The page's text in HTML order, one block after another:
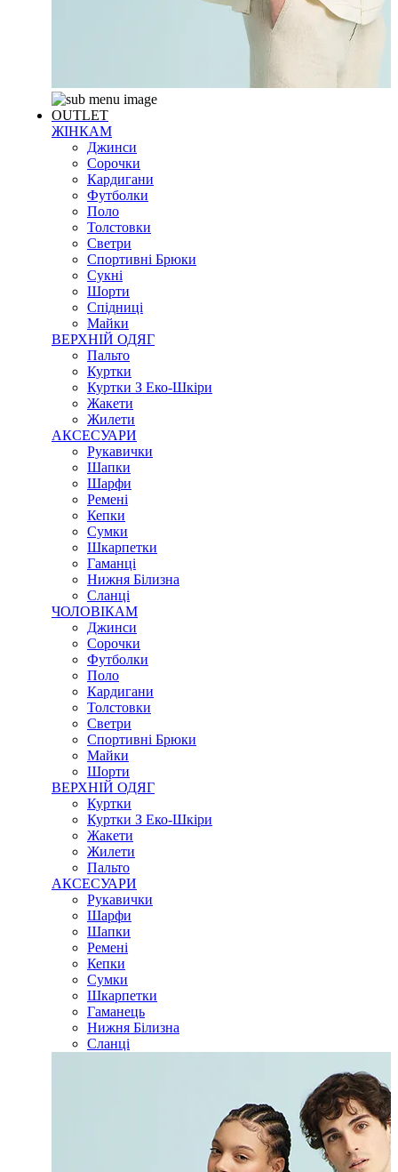
OUTLET
ЖІНКАМ
Джинси
Сорочки
Кардигани
Футболки
Поло
Толстовки
Светри
Спортивні Брюки
Сукні
Шорти
Спідниці
Майки
ВЕРХНІЙ ОДЯГ
Пальто
Куртки
Куртки З Еко-Шкіри
Жакети
Жилети
АКСЕСУАРИ
Рукавички
Шапки
Шарфи
Ремені
Кепки
Сумки
Шкарпетки
Гаманці
Нижня Білизна
Сланці
ЧОЛОВІКАМ
Джинси
Сорочки
Футболки
Поло
Кардигани
Толстовки
Светри
Спортивні Брюки
Майки
Шорти
ВЕРХНІЙ ОДЯГ
Куртки
Куртки З Еко-Шкіри
Жакети
Жилети
Пальто
АКСЕСУАРИ
Рукавички
Шарфи
Шапки
Ремені
Кепки
Сумки
Шкарпетки
Гаманець
Нижня Білизна
Сланці